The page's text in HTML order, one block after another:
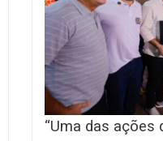
“Uma das ações